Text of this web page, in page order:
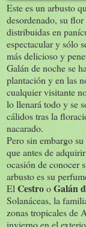
Este es un arbusto
desordenado, su
distribuidas en
espectacular y sólo
más delicioso y
Galán de noche se
plantación y en las
cualquier visitante
lo llenará todo y se
cálidos tras la
nacarado.
Pero sin embargo
que antes de
ocasión de conocer
arbusto es su
El CestrooGalán
Solanáceas, la
zonas tropicales de
invierno en el